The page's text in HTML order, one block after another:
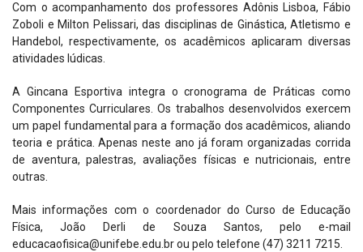
Com o acompanhamento dos professores Adônis Lisboa, Fábio
Zoboli e Milton Pelissari, das disciplinas de Ginástica, Atletismo e
Handebol, respectivamente, os acadêmicos aplicaram diversas
atividades lúdicas.
A Gincana Esportiva integra o cronograma de Práticas como
Componentes Curriculares. Os trabalhos desenvolvidos exercem
um papel fundamental para a formação dos acadêmicos, aliando
teoria e prática. Apenas neste ano já foram organizadas corrida
de aventura, palestras, avaliações físicas e nutricionais, entre
outras.
Mais informações com o coordenador do Curso de Educação
Física, João Derli de Souza Santos, pelo e-mail
educacaofisica@unifebe.edu.br ou pelo telefone (47) 3211 7215.